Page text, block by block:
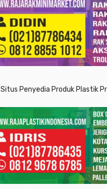
Situs Penyedia Produk Plastik